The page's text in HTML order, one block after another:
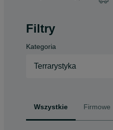
Filtry
Kategoria
Terrarystyka
Wszystkie Firmowe